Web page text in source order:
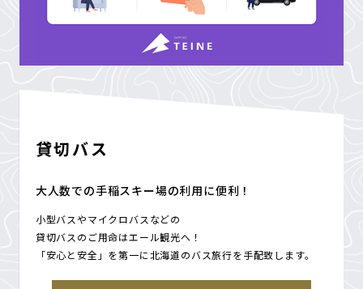
貸切バス
大人数での手稲スキー場の利用に便利！
小型バスやマイクロバスなどの
貸切バスのご用命はエール観光へ！
「安心と安全」を第一に北海道のバス旅行を手配致します。